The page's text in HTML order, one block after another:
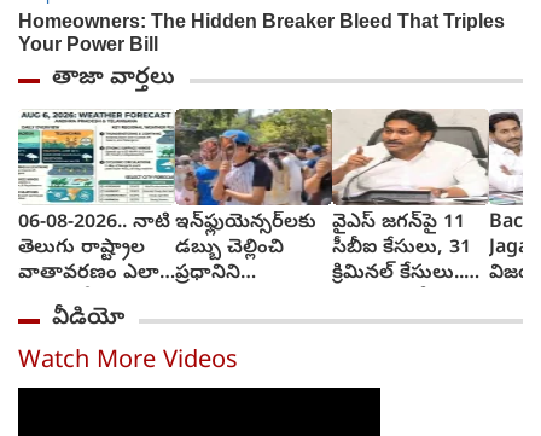
తాజా వార్తలు
06-08-2026.. నాటి
తెలుగు రాష్ట్రాల
వాతావరణం ఎలా
వుందంటే?
ఇన్‌ఫ్లుయెన్సర్‌లకు
డబ్బు చెల్లించి
ప్రధానిని
తిట్టించారా? సీజేపీ
మెడకు ఉచ్చు
బిగుస్తుందా?
వైఎస్ జగన్‌పై 11
సీబీఐ కేసులు, 31
క్రిమినల్ కేసులు..
ఎందుకు?
తిరిగి
వీడియో
Watch More Videos